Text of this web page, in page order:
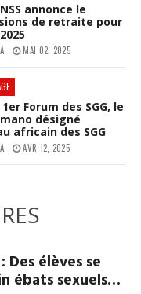
annonce le
de retraite pour
MAI 02, 2025
Forum des SGG, le
désigné
africain des SGG
AVR 12, 2025